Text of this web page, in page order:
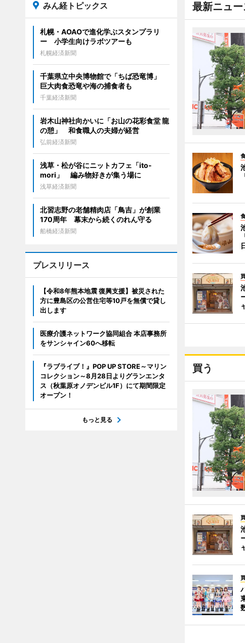
最新ニュー
買う
みん経トピックス
札幌・AOAOで進化学ぶスタンプラリ
ー 小学生向けラボツアーも
札幌経済新聞
千葉県立中央博物館で「ちば恐竜博」
巨大肉食恐竜や海の捕食者も
千葉経済新聞
岩木山神社向かいに「お山の花彩食堂 龍
の憩」 和食職人の夫婦が経営
弘前経済新聞
浅草・松が谷にニットカフェ「ito-
mori」 編み物好きが集う場に
浅草経済新聞
北習志野の老舗精肉店「鳥吉」が創業
170周年 幕末から続くのれん守る
船橋経済新聞
プレスリリース
【令和8年熊本地震 復興支援】被災された
方に豊島区の公営住宅等10戸を無償で貸し
出します
医療介護ネットワーク協同組合 本店事務所
をサンシャイン60へ移転
『ラブライブ！』POP UP STORE～マリン
コレクション～8月28日よりグランエンタ
ス（秋葉原オノデンビル1F）にて期間限定
オープン！
もっと見る